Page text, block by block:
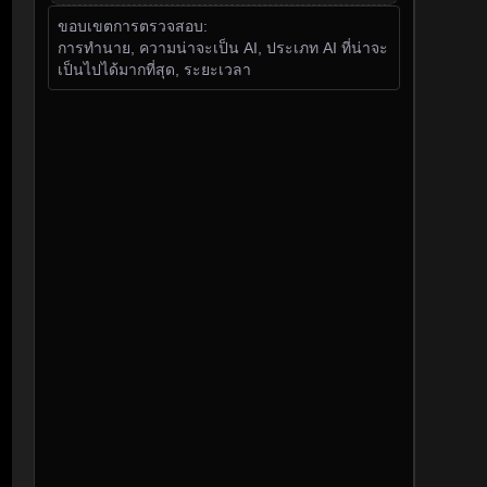
ขอบเขตการตรวจสอบ:
การทำนาย, ความน่าจะเป็น AI, ประเภท AI ที่น่าจะ
เป็นไปได้มากที่สุด, ระยะเวลา